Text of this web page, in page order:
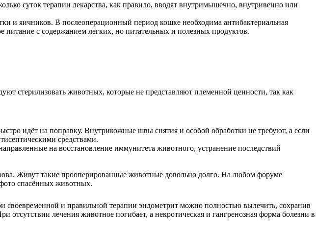
суток терапии лекарства, как правило, вводят внутримышечно, внутривенно или
и яичников. В послеоперационный период кошке необходима антибактериальная
с содержанием легких, но питательных и полезных продуктов.
стерилизовать животных, которые не представляют племенной ценности, так как
идёт на поправку. Внутрикожные швы снятия и особой обработки не требуют, а если
средствами.
на восстановление иммунитета животного, устранение последствий
Живут такие прооперированные животные довольно долго. На любом форуме
спасённых животных.
и правильной терапии эндометрит можно полностью вылечить, сохранив
лечения животное погибает, а некротическая и гангренозная форма болезни в